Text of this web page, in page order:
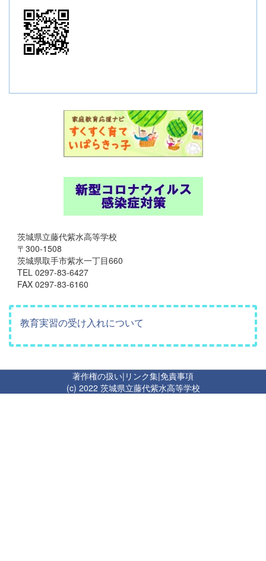
茨城県立藤代紫水高等学校
〒300-1508
茨城県取手市紫水一丁目660
TEL 0297-83-6427
FAX 0297-83-6160
教育実習の受け入れについて
著作権の扱い| リンク集|免責事項
(c) 2022 茨城県立藤代紫水高等学校